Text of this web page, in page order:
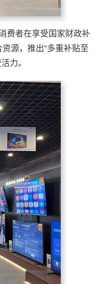
费者在享受国家财政补
源，推出“多重补贴至
力。